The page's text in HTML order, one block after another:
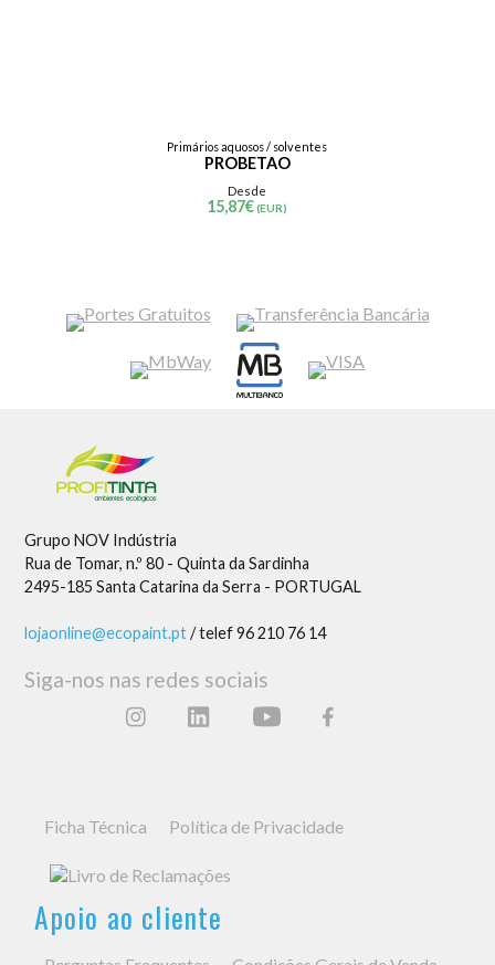
Primários aquosos / solventes
PROBETAO
Desde
15,87€ (EUR)
Grupo NOV Indústria
Rua de Tomar, n.º 80 - Quinta da Sardinha
2495-185 Santa Catarina da Serra - PORTUGAL
lojaonline@ecopaint.pt/ telef 96 210 76 14
Siga-nos nas redes sociais
Ficha Técnica Política de Privacidade
Apoio ao cliente